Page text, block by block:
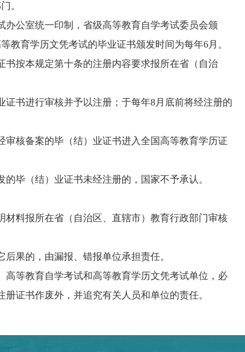
。
公室统一印制，省级高等教育自学考试委员会颁
教育学历文凭考试的毕业证书颁发时间为每年6月。
书按本规定第十条的注册内容要求报所在省（自治
书进行审核并予以注册；于每年8月底前将经注册的
核备案的毕（结）业证书进入全国高等教育学历证
毕（结）业证书未经注册的，国家不予承认。
料报所在省（自治区、直辖市）教育行政部门审核
果的，由漏报、错报单位承担责任。
等教育自学考试和高等教育学历文凭考试单位，必
证书作废外，并追究有关人员和单位的责任。